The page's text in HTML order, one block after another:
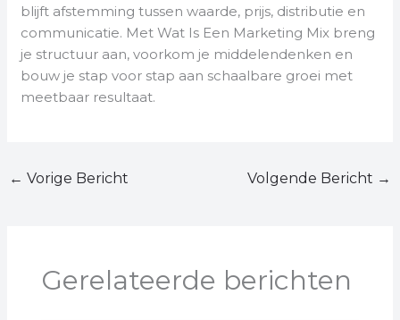
blijft afstemming tussen waarde, prijs, distributie en
communicatie. Met Wat Is Een Marketing Mix breng
je structuur aan, voorkom je middelendenken en
bouw je stap voor stap aan schaalbare groei met
meetbaar resultaat.
← Vorige Bericht Volgende Bericht →
Gerelateerde berichten